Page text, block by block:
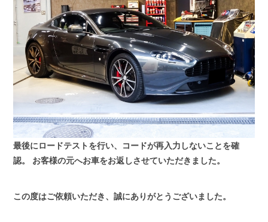
最後にロードテストを行い、コードが再入力しないことを確
認。
お客様の元へお車をお返しさせていただきました。
この度はご依頼いただき、誠にありがとうございました。